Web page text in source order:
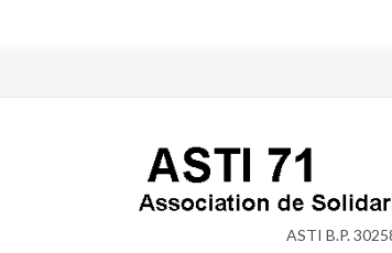
ASTI B.P.